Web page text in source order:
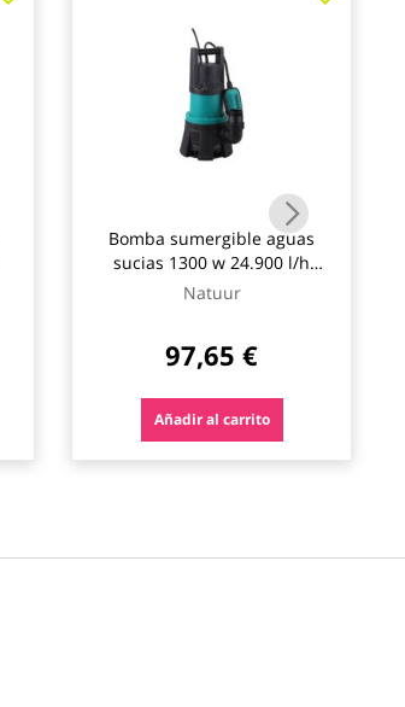
Bomba sumergible aguas
sucias 1300 w 24.900 l/h
natuur
Natuur
97,65 €
Añadir al carrito